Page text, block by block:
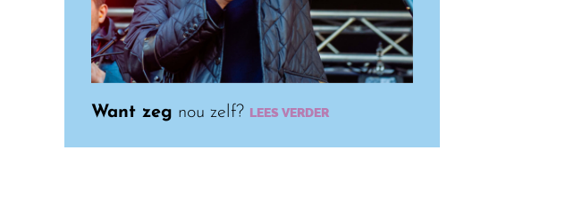
Want zeg nou zelf? LEES VERDER